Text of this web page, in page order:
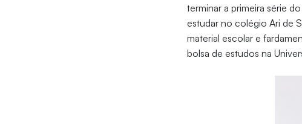
terminar a primeira série
estudar no colégio Ari de
material escolar e
bolsa de estudos na